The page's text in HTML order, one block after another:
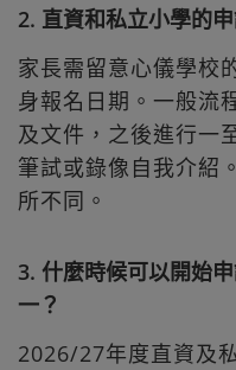
2. 直資和私立小學的
家長需留意心儀學校
身報名日期。一般流
及文件，之後進行一
筆試或錄像自我介紹
所不同。
3. 什麼時候可以開始
一？
2026/27年度直資及